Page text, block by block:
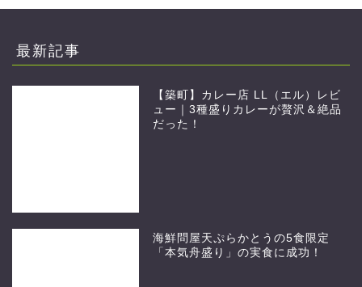
最新記事
【築町】カレー店 LL（エル）レビ
ュー｜3種盛りカレーが贅沢＆絶品
だった！
海鮮問屋天ぷらかとうの5食限定
「本気舟盛り」の実食に成功！